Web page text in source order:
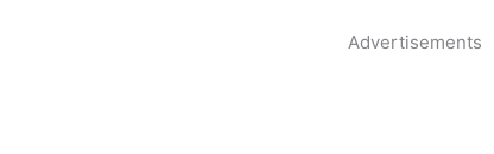
Advertisements